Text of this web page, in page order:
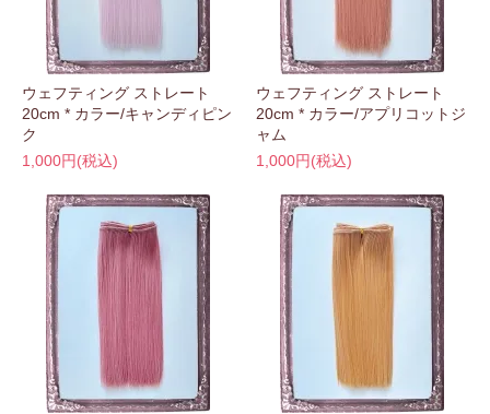
ウェフティング ストレート
20cm * カラー/キャンディピン
ク
1,000円(税込)
ウェフティング ストレート
20cm * カラー/アプリコットジ
ャム
1,000円(税込)